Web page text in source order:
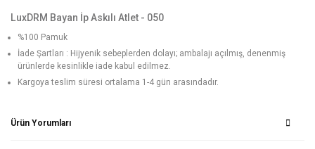
LuxDRM Bayan İp Askılı Atlet - 050
%100 Pamuk
İade Şartları : Hijyenik sebeplerden dolayı; ambalajı açılmış, denenmiş
ürünlerde kesinlikle iade kabul edilmez.
Kargoya teslim süresi ortalama 1-4 gün arasındadır.
Ürün Yorumları